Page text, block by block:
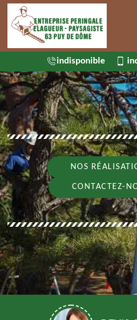
indisponible
NOS
CONTACTEZ-